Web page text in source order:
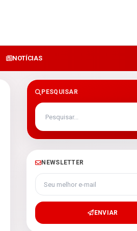
NOTÍCIAS
PESQUISAR
NEWSLETTER
Seu melhor e-mail
ENVIAR